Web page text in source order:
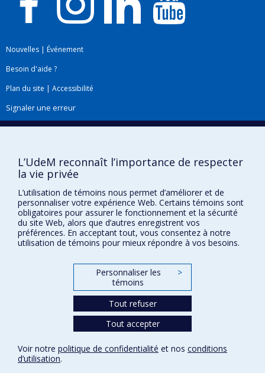
Nouvelles | Événement
Besoin d'aide ?
Plan du site | Accessibilité
Signaler une erreur
Téléchargez les logos de l'ESPUM
L’UdeM reconnaît l’importance de respecter
la vie privée
L’utilisation de témoins nous permet d’améliorer et de
personnaliser votre expérience Web. Certains témoins sont
obligatoires pour assurer le fonctionnement et la sécurité
du site Web, alors que d’autres enregistrent vos
préférences. En acceptant tout, vous consentez à notre
utilisation de témoins pour mieux répondre à vos besoins.
Personnaliser les
témoins
>
Tout refuser
Tout accepter
Voir notre politique de confidentialité et nos conditions
d’utilisation.